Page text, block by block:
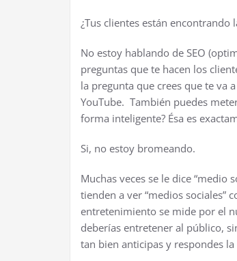
¿Tus clientes están encontrando
No estoy hablando de SEO
preguntas que te hacen los
la pregunta que crees que te va
YouTube. También puedes
forma inteligente? Ésa es
Si, no estoy bromeando.
Muchas veces se le dice “medio
tienden a ver “medios
entretenimiento se mide por el
deberías entretener al público,
tan bien anticipas y respondes